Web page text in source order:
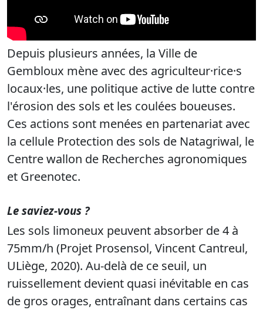
Depuis plusieurs années, la Ville de
Gembloux mène avec des agriculteur·rice·s
locaux·les, une politique active de lutte contre
l'érosion des sols et les coulées boueuses.
Ces actions sont menées en partenariat avec
la cellule Protection des sols de Natagriwal, le
Centre wallon de Recherches agronomiques
et Greenotec.
Le saviez-vous ?
Les sols limoneux peuvent absorber de 4 à
75mm/h (Projet Prosensol, Vincent Cantreul,
ULiège, 2020). Au-delà de ce seuil, un
ruissellement devient quasi inévitable en cas
de gros orages, entraînant dans certains cas